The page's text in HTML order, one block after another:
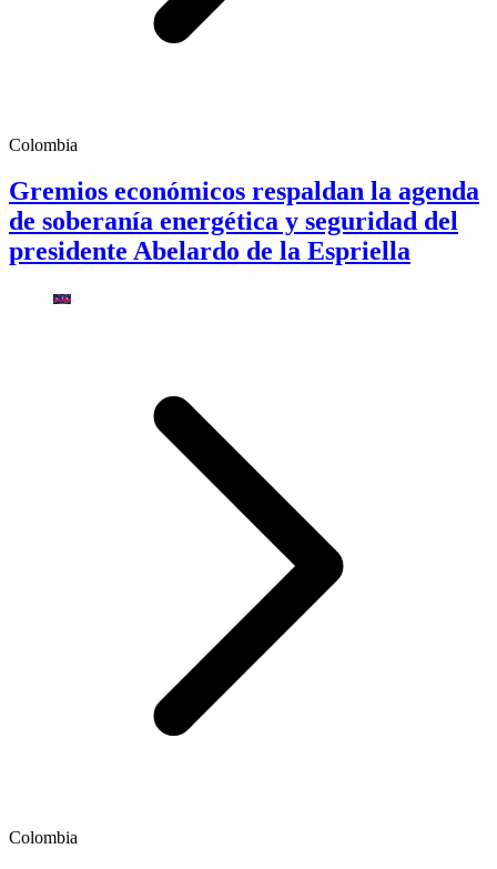
Colombia
Gremios económicos respaldan la agenda
de soberanía energética y seguridad del
presidente Abelardo de la Espriella
Colombia